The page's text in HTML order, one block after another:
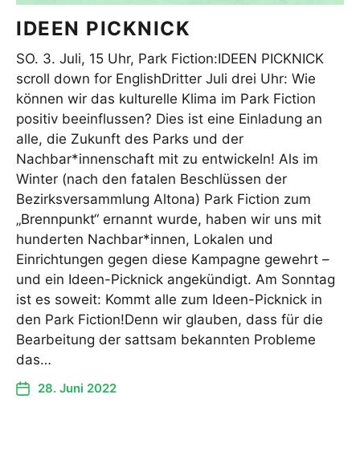
IDEEN PICKNICK
SO. 3. Juli, 15 Uhr, Park Fiction:IDEEN PICKNICK
scroll down for EnglishDritter Juli drei Uhr: Wie
können wir das kulturelle Klima im Park Fiction
positiv beeinflussen? Dies ist eine Einladung an
alle, die Zukunft des Parks und der
Nachbar*innenschaft mit zu entwickeln! Als im
Winter (nach den fatalen Beschlüssen der
Bezirksversammlung Altona) Park Fiction zum
„Brennpunkt“ ernannt wurde, haben wir uns mit
hunderten Nachbar*innen, Lokalen und
Einrichtungen gegen diese Kampagne gewehrt –
und ein Ideen-Picknick angekündigt. Am Sonntag
ist es soweit: Kommt alle zum Ideen-Picknick in
den Park Fiction!Denn wir glauben, dass für die
Bearbeitung der sattsam bekannten Probleme
das…
28. Juni 2022